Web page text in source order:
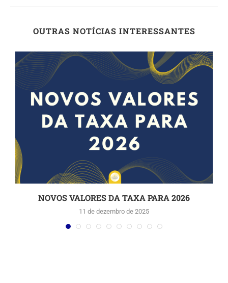
OUTRAS NOTÍCIAS INTERESSANTES
NOVOS VALORES DA TAXA PARA 2026
11 de dezembro de 2025